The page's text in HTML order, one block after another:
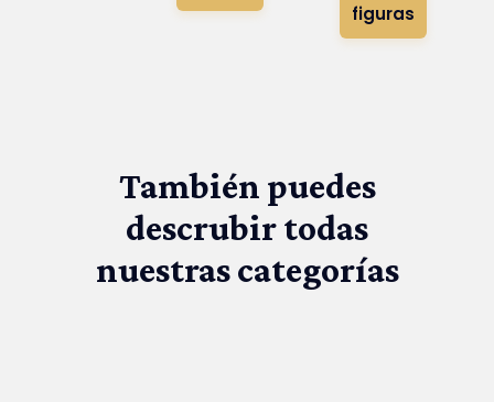
figuras
También puedes
descrubir todas
nuestras categorías